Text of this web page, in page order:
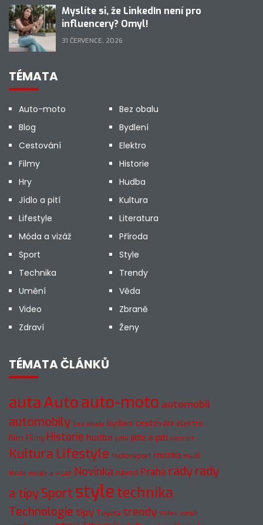
Myslíte si, že LinkedIn není pro
influencery? Omyl!
31 ČERVENCE, 2026
TÉMATA
Auto-moto
Bez obalu
Blog
Bydlení
Cestování
Elektro
Filmy
Historie
Hry
Hudba
Jídlo a pití
Kultura
Lifestyle
Literatura
Móda a vizáž
Příroda
Sport
Style
Technika
Trendy
Umění
Věda
Video
Zbraně
Zdraví
Ženy
TÉMATA ČLÁNKŮ
autaAutoauto-moto automobil
automobily bez obalu bydlení cestování elektro
film Filmy Historie hudba jídlo jídlo a pití koncert
Kultura Lifestyle motorsport muzika muži
Móda móda a vizáž Novinka návod Praha radyrady
a tipySport styletechnika
Technologie tipy Toyota trendy Video vztah